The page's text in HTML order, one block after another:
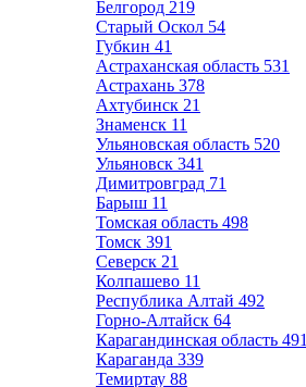
Белгород 219
Старый Оскол 54
Губкин 41
Астраханская область 531
Астрахань 378
Ахтубинск 21
Знаменск 11
Ульяновская область 520
Ульяновск 341
Димитровград 71
Барыш 11
Томская область 498
Томск 391
Северск 21
Колпашево 11
Республика Алтай 492
Горно-Алтайск 64
Карагандинская область 491
Караганда 339
Темиртау 88